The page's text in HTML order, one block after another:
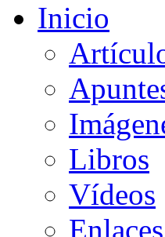
Inicio
Libros
Vídeos
Enlaces